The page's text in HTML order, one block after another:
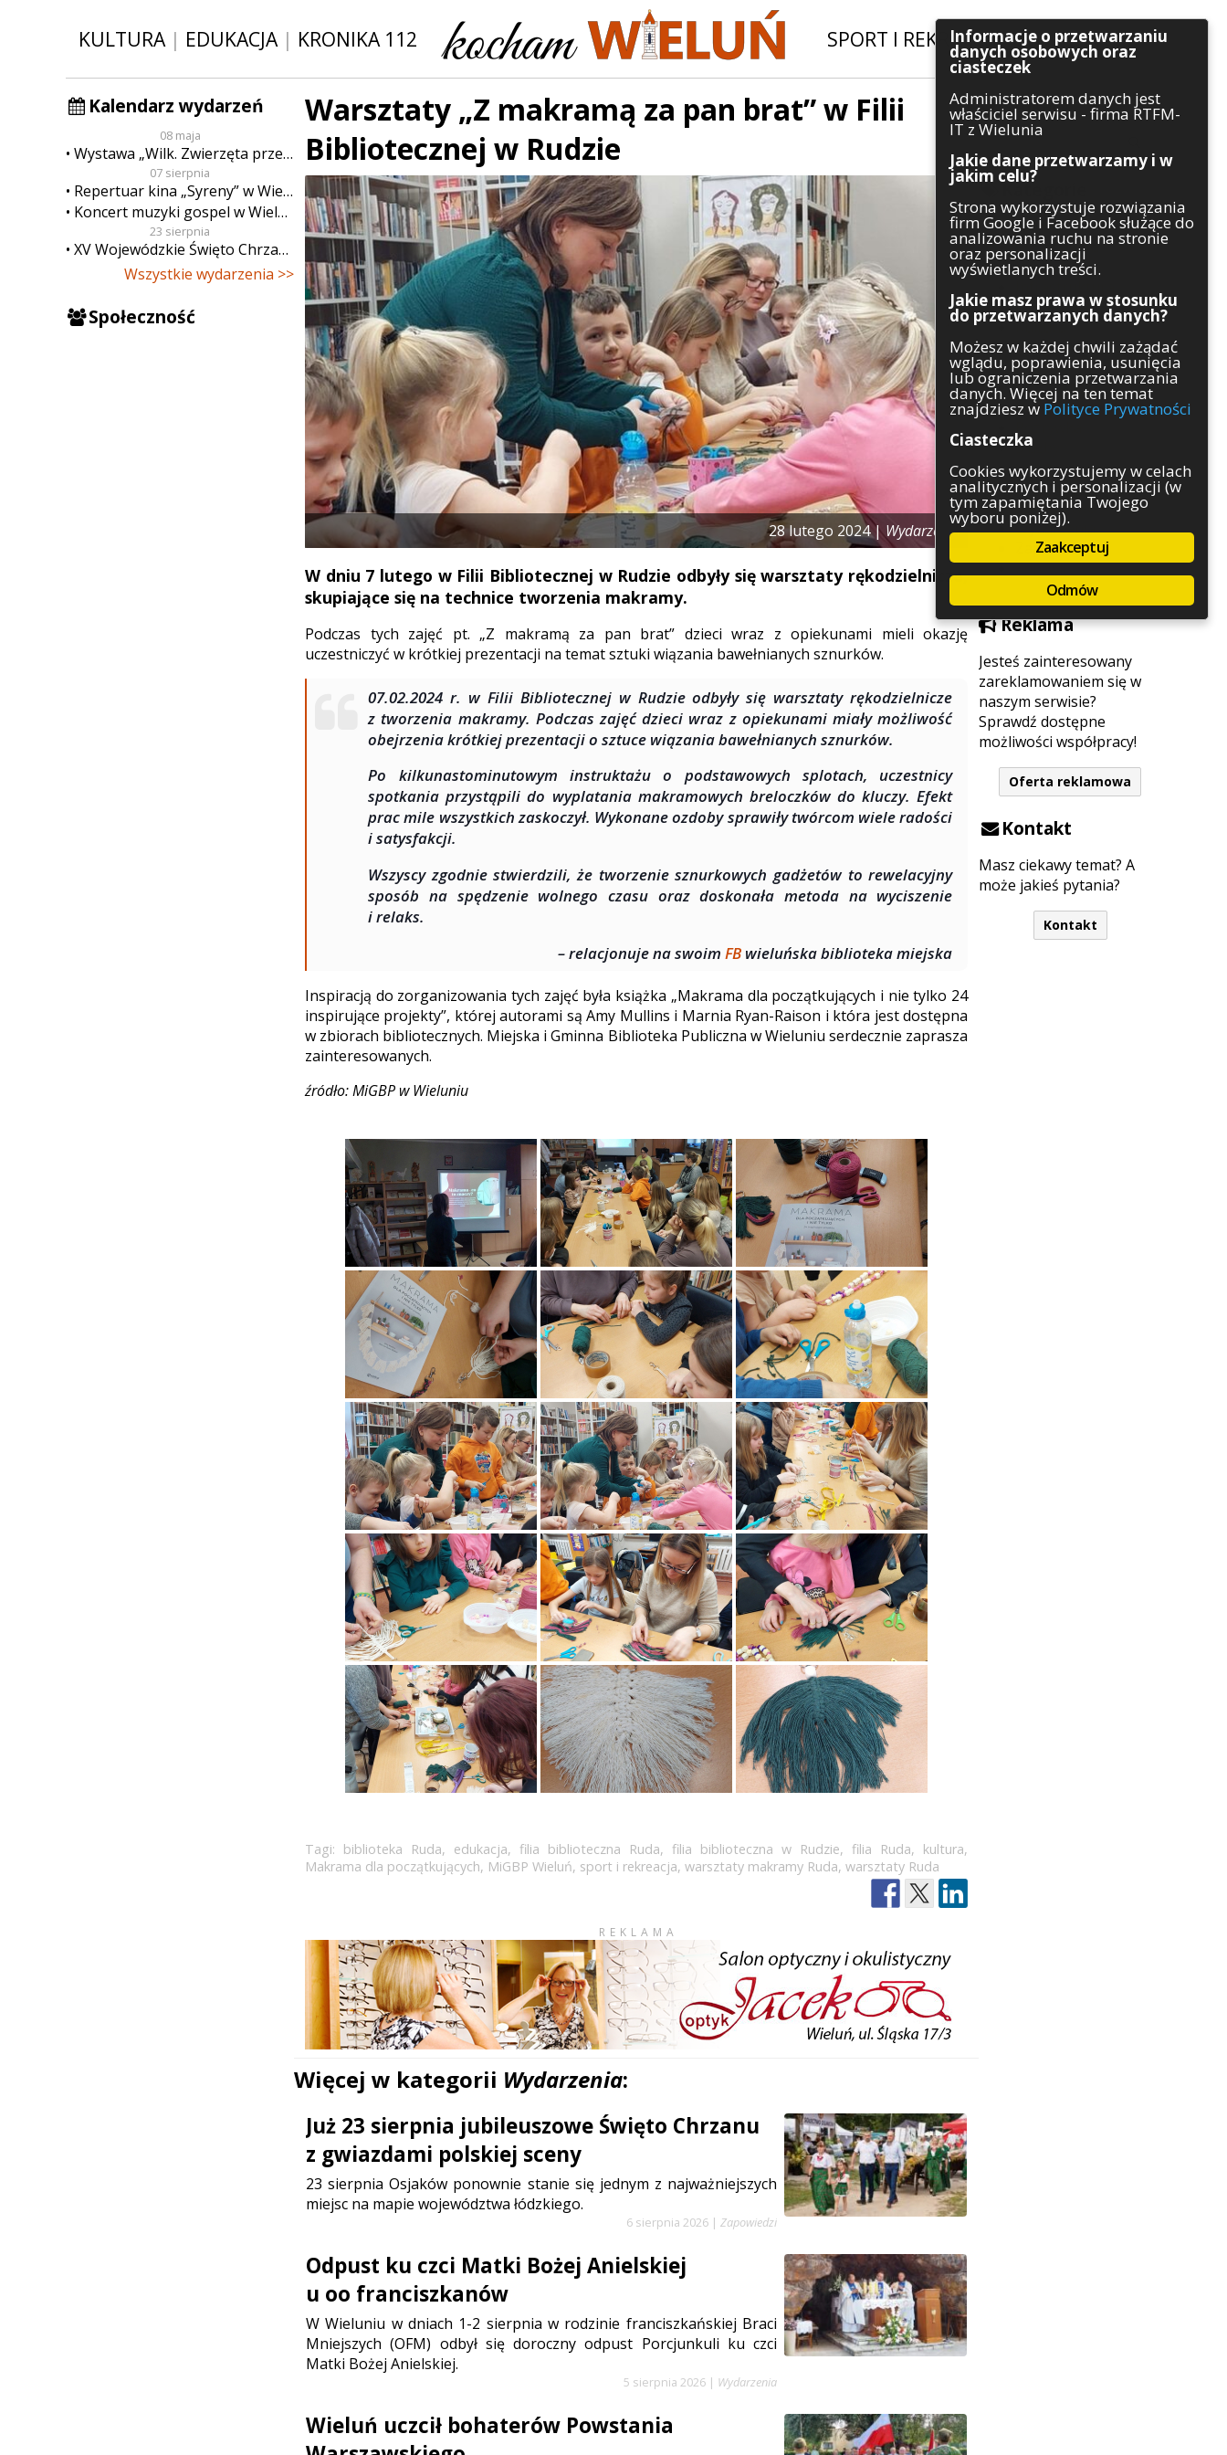
KULTURA| EDUKACJA| KRONIKA 112 SPORT I REKREACJA|INWESTYCJE
Kalendarz wydarzeń
08 maja
Wystawa „Wilk. Zwierzęta przeklęte”
07 sierpnia
Repertuar kina „Syreny” w Wieluniu w dn. od 7 do 13 sierpnia
Koncert muzyki gospel w Wieluniu
23 sierpnia
XV Wojewódzkie Święto Chrzanu
Wszystkie wydarzenia >>
Społeczność
Szukaj
Kategorie
Architektura
Gospodarka
Handel
Komunikaty
Kultura
Polityka
Pozostałe
Psychologia
Rolnictwo
Służby
Sport
Środowisko
Szkolnictwo
Wydarzenia
Zapowiedzi
Zdrowie
Reklama
Jesteś zainteresowany
zareklamowaniem się w
naszym serwisie?
Sprawdź dostępne
możliwości współpracy!
Oferta reklamowa
Kontakt
Masz ciekawy temat? A
może jakieś pytania?
Kontakt
Warsztaty „Z makramą za pan brat” w Filii
Bibliotecznej w Rudzie
28 lutego 2024 | Wydarzenia
W dniu 7 lutego w Filii Bibliotecznej w Rudzie odbyły się warsztaty rękodzielnicze,
skupiające się na technice tworzenia makramy.
Podczas tych zajęć pt. „Z makramą za pan brat” dzieci wraz z opiekunami mieli okazję
uczestniczyć w krótkiej prezentacji na temat sztuki wiązania bawełnianych sznurków.
07.02.2024 r. w Filii Bibliotecznej w Rudzie odbyły się warsztaty rękodzielnicze
z tworzenia makramy. Podczas zajęć dzieci wraz z opiekunami miały możliwość
obejrzenia krótkiej prezentacji o sztuce wiązania bawełnianych sznurków.
Po kilkunastominutowym instruktażu o podstawowych splotach, uczestnicy
spotkania przystąpili do wyplatania makramowych breloczków do kluczy. Efekt
prac mile wszystkich zaskoczył. Wykonane ozdoby sprawiły twórcom wiele radości
i satysfakcji.
Wszyscy zgodnie stwierdzili, że tworzenie sznurkowych gadżetów to rewelacyjny
sposób na spędzenie wolnego czasu oraz doskonała metoda na wyciszenie
i relaks.
– relacjonuje na swoimFB wieluńska biblioteka miejska
Inspiracją do zorganizowania tych zajęć była książka „Makrama dla początkujących i nie tylko 24
inspirujące projekty”, której autorami są Amy Mullins i Marnia Ryan-Raison i która jest dostępna
w zbiorach bibliotecznych. Miejska i Gminna Biblioteka Publiczna w Wieluniu serdecznie zaprasza
zainteresowanych.
źródło: MiGBP w Wieluniu
Tagi: biblioteka Ruda, edukacja, filia biblioteczna Ruda, filia biblioteczna w Rudzie, filia Ruda, kultura,
Makrama dla początkujących, MiGBP Wieluń, sport i rekreacja, warsztaty makramy Ruda, warsztaty Ruda
REKLAMA
Więcej w kategorii Wydarzenia:
Już 23 sierpnia jubileuszowe Święto Chrzanu
z gwiazdami polskiej sceny
23 sierpnia Osjaków ponownie stanie się jednym z najważniejszych
miejsc na mapie województwa łódzkiego.
6 sierpnia 2026 | Zapowiedzi
Odpust ku czci Matki Bożej Anielskiej
u oo franciszkanów
W Wieluniu w dniach 1-2 sierpnia w rodzinie franciszkańskiej Braci
Mniejszych (OFM) odbył się doroczny odpust Porcjunkuli ku czci
Matki Bożej Anielskiej.
5 sierpnia 2026 | Wydarzenia
Wieluń uczcił bohaterów Powstania
Informacje o przetwarzaniu
danych osobowych oraz
ciasteczek
Administratorem danych jest
właściciel serwisu - firma RTFM-
IT z Wielunia
Jakie dane przetwarzamy i w
jakim celu?
Strona wykorzystuje rozwiązania
firm Google i Facebook służące do
analizowania ruchu na stronie
oraz personalizacji
wyświetlanych treści.
Jakie masz prawa w stosunku
do przetwarzanych danych?
Możesz w każdej chwili zażądać
wglądu, poprawienia, usunięcia
lub ograniczenia przetwarzania
danych. Więcej na ten temat
znajdziesz w Polityce Prywatności
Ciasteczka
Cookies wykorzystujemy w celach
analitycznych i personalizacji (w
tym zapamiętania Twojego
wyboru poniżej).
Zaakceptuj
Odmów